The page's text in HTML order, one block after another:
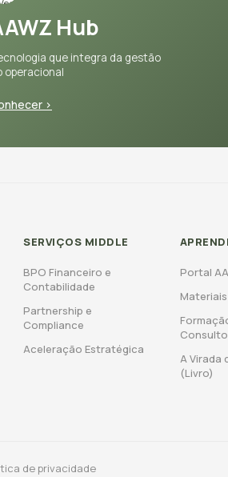
Hub
que integra da gestão
operacional
>
SERVIÇOS MIDDLE
BPO Financeiro e
Contabilidade
Partnership e
Compliance
Aceleração Estratégica
Portal
A Virada
(Livro)
de privacidade